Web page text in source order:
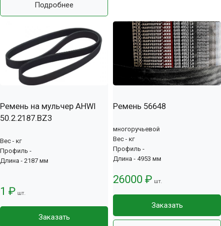
Подробнее
Ремень на мульчер AHWI
50.2.2187.BZ3
Вес - кг
Профиль -
Длина - 2187 мм
1 ₽ шт.
Заказать
Ремень 56648
многоручьевой
Вес - кг
Профиль -
Длина - 4953 мм
26000 ₽ шт.
Заказать